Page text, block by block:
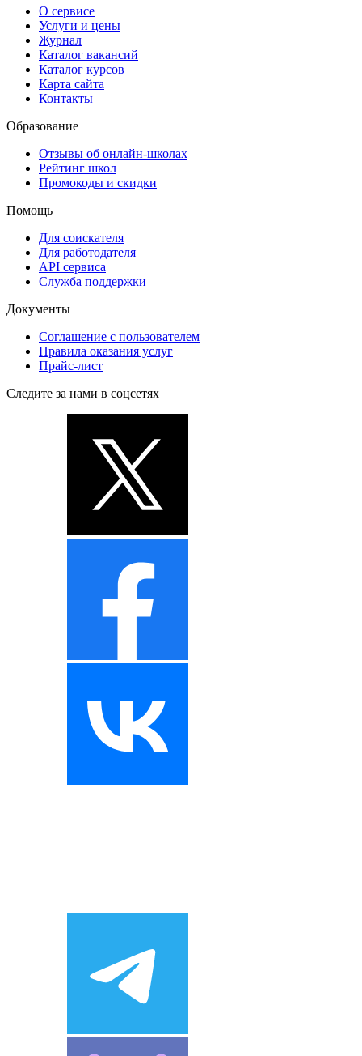
О сервисе
Услуги и цены
Журнал
Каталог вакансий
Каталог курсов
Карта сайта
Контакты
Образование
Отзывы об онлайн-школах
Рейтинг школ
Промокоды и скидки
Помощь
Для соискателя
Для работодателя
API сервиса
Служба поддержки
Документы
Соглашение с пользователем
Правила оказания услуг
Прайс-лист
Следите за нами в соцсетях